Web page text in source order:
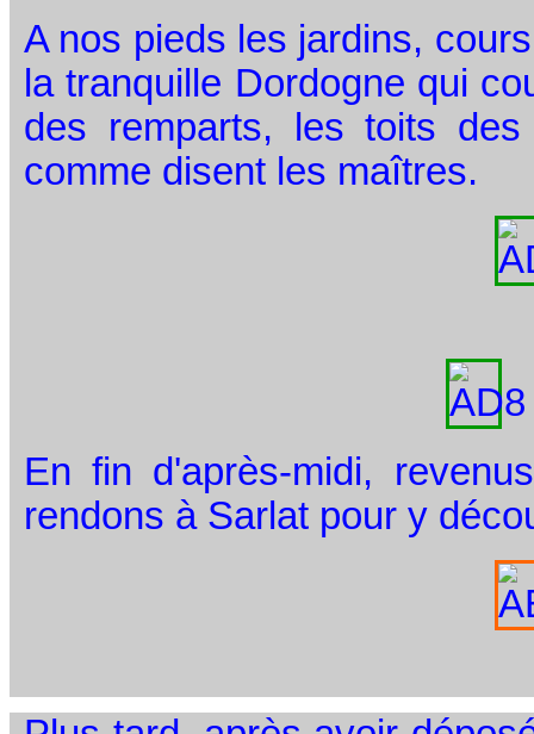
A nos pieds les jardins,
la tranquille Dordogne qui
des remparts, les toits
comme disent les maîtres.
En fin d'après-midi,
rendons à Sarlat pour y